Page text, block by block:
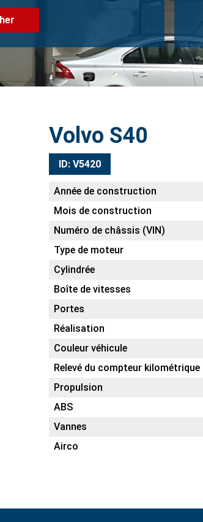
Volvo S40
ID: V5420
Année de construction
Mois de construction
Numéro de châssis (VIN)
Type de moteur
Cylindrée
Boîte de vitesses
Portes
Réalisation
Couleur véhicule
Relevé du compteur kilométrique
Propulsion
ABS
Vannes
Airco